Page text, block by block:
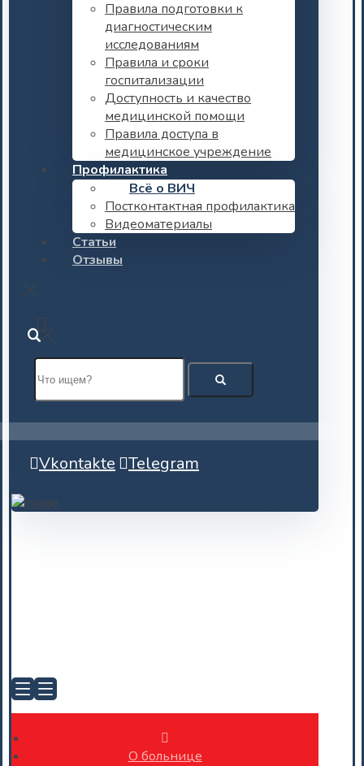
Правила подготовки к
диагностическим
исследованиям
Правила и сроки
госпитализации
Доступность и качество
медицинской помощи
Правила доступа в
медицинское учреждение
Профилактика
Всё о ВИЧ
Постконтактная профилактика
Видеоматериалы
Статьи
Отзывы
Vkontakte Telegram
О больнице